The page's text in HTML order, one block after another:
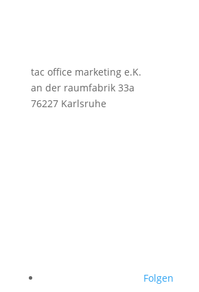
tac office marketing e.K.
an der raumfabrik 33a
76227 Karlsruhe
Folgen